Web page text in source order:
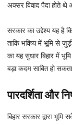
अक्सर विवाद पैदा होते थे
सरकार का उद्देश्य यह है
ताकि भविष्य में भूमि से
का यह सुधार बिहार में
बड़ा कदम साबित हो
पारदर्शिता और
बिहार सरकार द्वारा भूमि